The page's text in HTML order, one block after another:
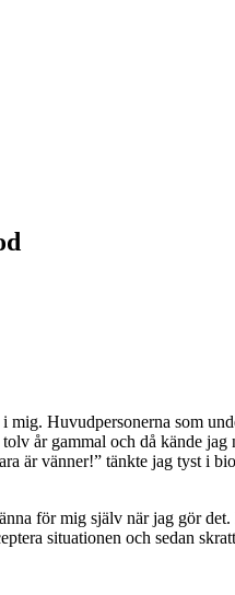
Huvudpersonerna som
år gammal och då kände
är vänner!” tänkte jag tyst i
för mig själv när jag gör
situationen och sedan